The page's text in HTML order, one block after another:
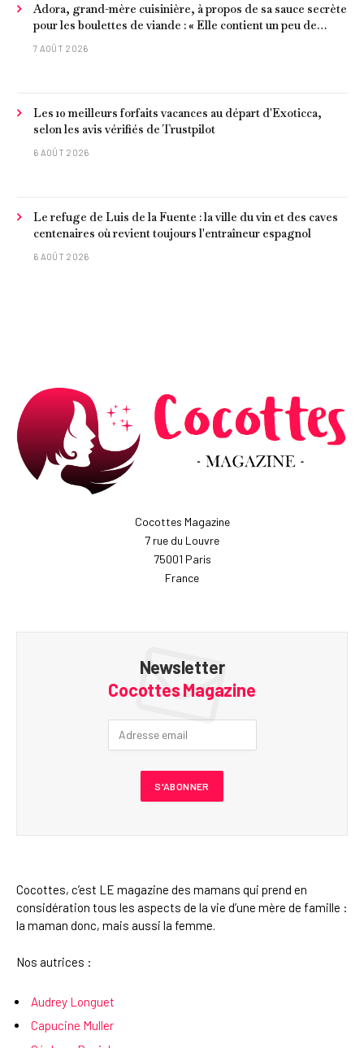
Adora, grand-mère cuisinière, à propos de sa sauce secrète
pour les boulettes de viande : « Elle contient un peu de
curcuma, du poivre, une poignée d'amandes et des tomates
7 AOÛT 2026
Les 10 meilleurs forfaits vacances au départ d'Exoticca,
selon les avis vérifiés de Trustpilot
6 AOÛT 2026
Le refuge de Luis de la Fuente : la ville du vin et des caves
centenaires où revient toujours l'entraîneur espagnol
6 AOÛT 2026
Cocottes Magazine
7 rue du Louvre
75001 Paris
France
Newsletter
Cocottes Magazine
Cocottes, c’est LE magazine des mamans qui prend en
considération tous les aspects de la vie d’une mère de famille :
la maman donc, mais aussi la femme.
Nos autrices :
Audrey Longuet
Capucine Muller